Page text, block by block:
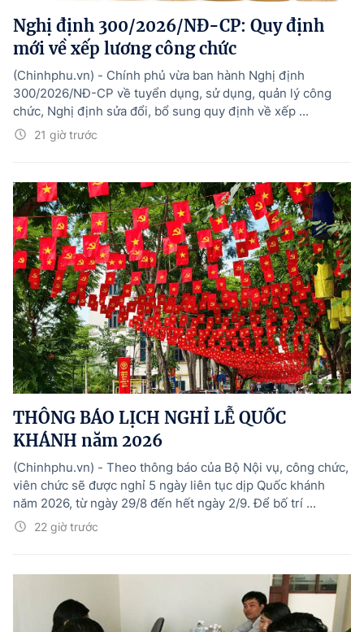
Nghị định 300/2026/NĐ-CP: Quy định
mới về xếp lương công chức
21 giờ trước
(Chinhphu.vn) - Chính phủ vừa ban hành Nghị định
300/2026/NĐ-CP về tuyển dụng, sử dụng, quản lý công
chức, Nghị định sửa đổi, bổ sung quy định về xếp ...
THÔNG BÁO LỊCH NGHỈ LỄ QUỐC
KHÁNH năm 2026
22 giờ trước
(Chinhphu.vn) - Theo thông báo của Bộ Nội vụ, công chức,
viên chức sẽ được nghỉ 5 ngày liên tục dịp Quốc khánh
năm 2026, từ ngày 29/8 đến hết ngày 2/9. Để bố trí ...